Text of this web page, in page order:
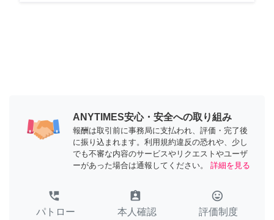
ANYTIMES安心・安全への取り組み
報酬は取引前に事務局に支払われ、評価・完了後
に振り込まれます。利用規約違反の恐れや、少し
でも不審な内容のサービスやリクエストやユーザ
ーがあった場合は通報してください。
詳細を見る
perm_phone_msg
パトロー
assignment_ind
本人確認
tag_faces
評価制度